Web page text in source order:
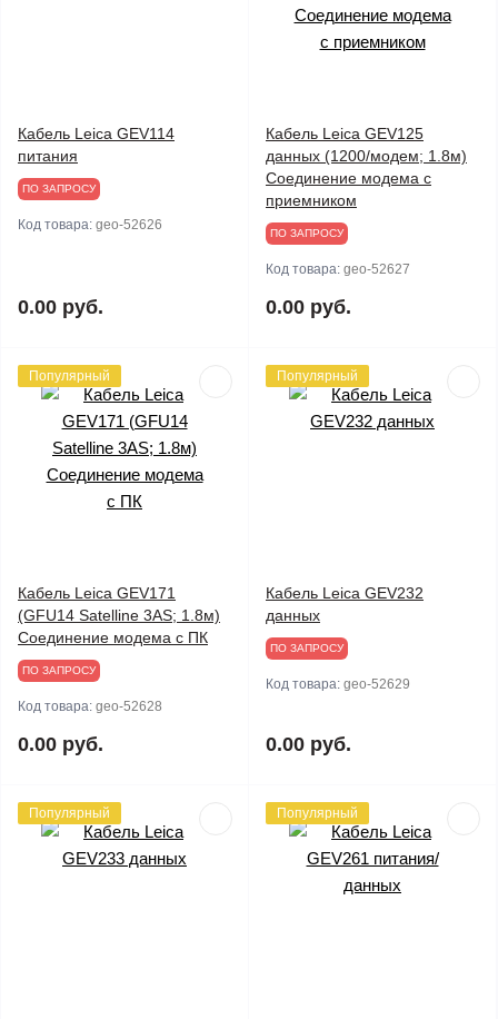
Кабель Leica GEV114
питания
ПО ЗАПРОСУ
Код товара: geo-52626
0.00 руб.
Кабель Leica GEV125
данных (1200/модем; 1.8м)
Соединение модема с
приемником
ПО ЗАПРОСУ
Код товара: geo-52627
0.00 руб.
Популярный
Кабель Leica GEV171
(GFU14 Satelline 3AS; 1.8м)
Соединение модема с ПК
ПО ЗАПРОСУ
Код товара: geo-52628
0.00 руб.
Популярный
Кабель Leica GEV232
данных
ПО ЗАПРОСУ
Код товара: geo-52629
0.00 руб.
Популярный Популярный